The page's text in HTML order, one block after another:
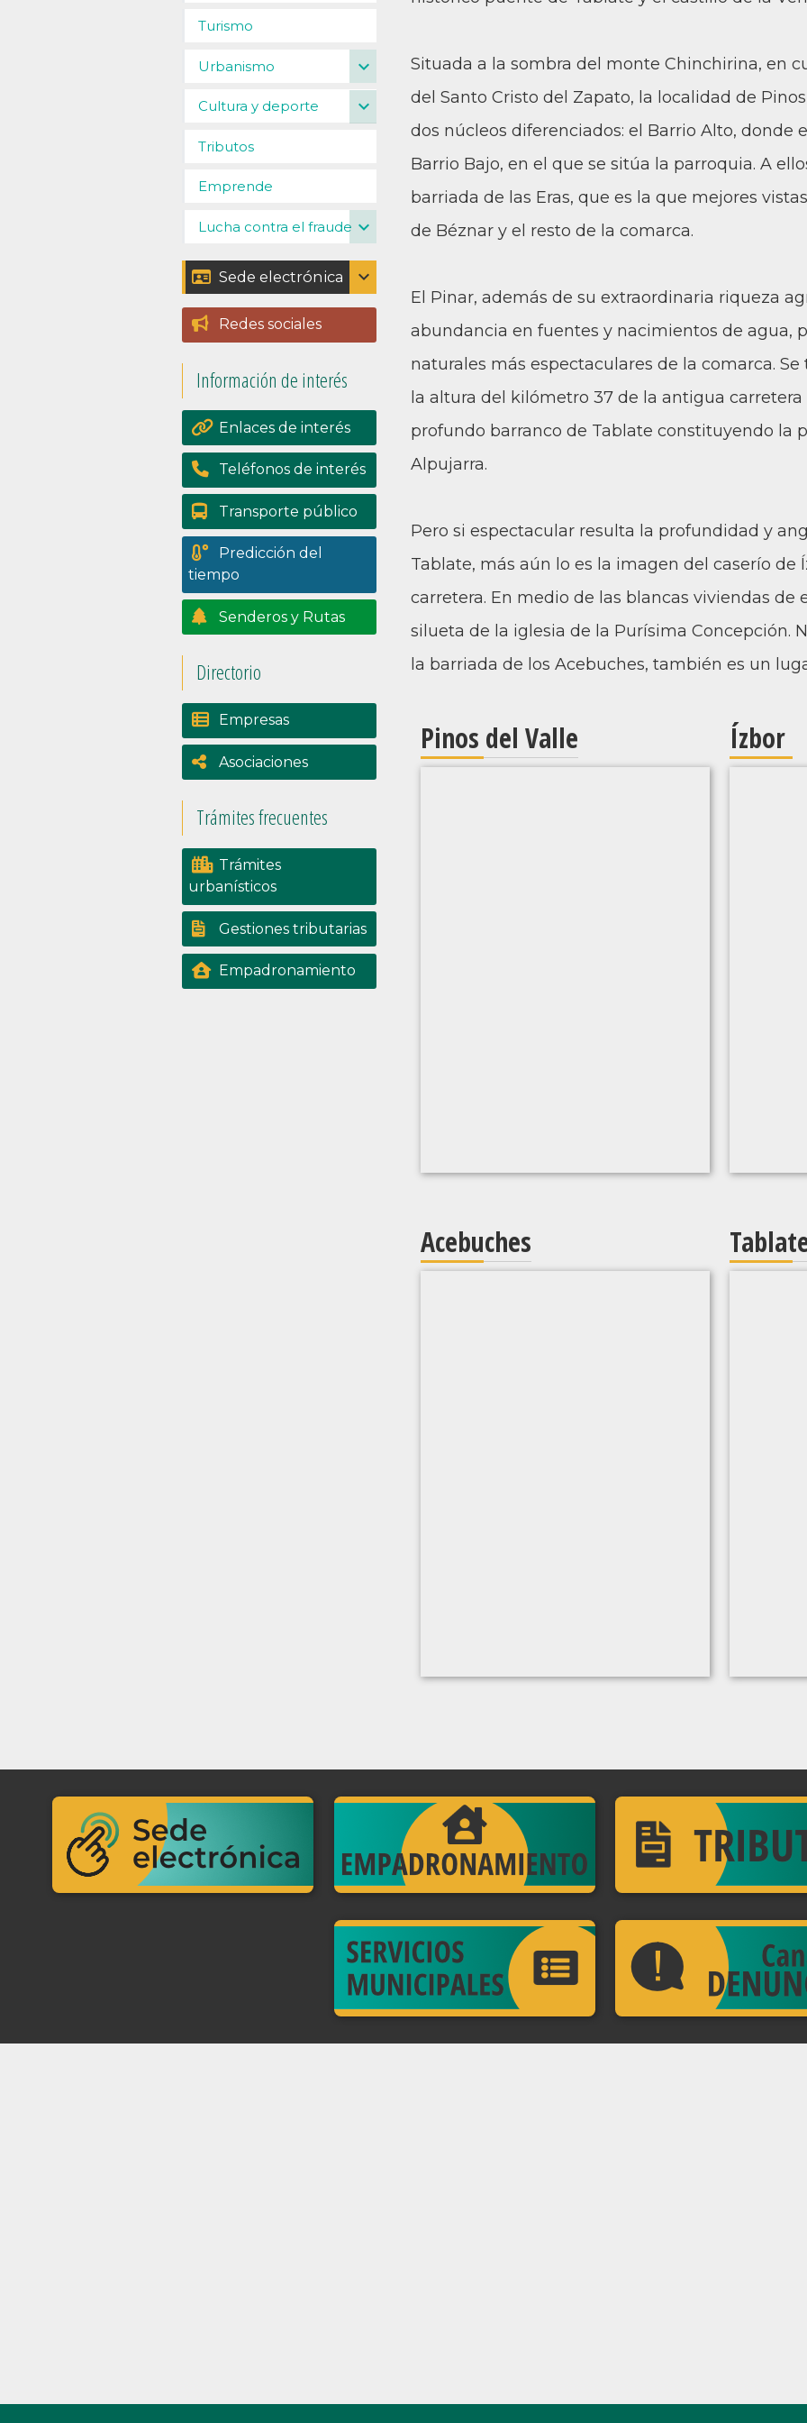
Situada a la sombra del monte Chinchirina, en
del Santo Cristo del Zapato, la localidad de
dos núcleos diferenciados: el Barrio Alto, donde
Barrio Bajo, en el que se sitúa la parroquia. A
barriada de las Eras, que es la que mejores
de Béznar y el resto de la comarca.
El Pinar, además de su extraordinaria riqueza
abundancia en fuentes y nacimientos de agua,
naturales más espectaculares de la comarca.
la altura del kilómetro 37 de la antigua carretera
profundo barranco de Tablate constituyendo la
Alpujarra.
Pero si espectacular resulta la profundidad y
Tablate, más aún lo es la imagen del caserío de
carretera. En medio de las blancas viviendas de
silueta de la iglesia de la Purísima Concepción.
la barriada de los Acebuches, también es un
Pinos del Valle Ízbor
Acebuches
Turismo
Urbanismo expand_more
Cultura y deporte expand_more
Tributos
Emprende
Lucha contra el fraude expand_more
Sede electrónica expand_more
Catálogo de trámites
Padrón
Perfil del contratante
Portal de
transpariencia
Redes sociales
Información de interés
Enlaces de interés
Teléfonos de interés
Transporte público
Predicción del
tiempo
Senderos y Rutas
Directorio
Empresas
Asociaciones
Trámites frecuentes
Trámites
urbanísticos
Gestiones tributarias
Empadronamiento